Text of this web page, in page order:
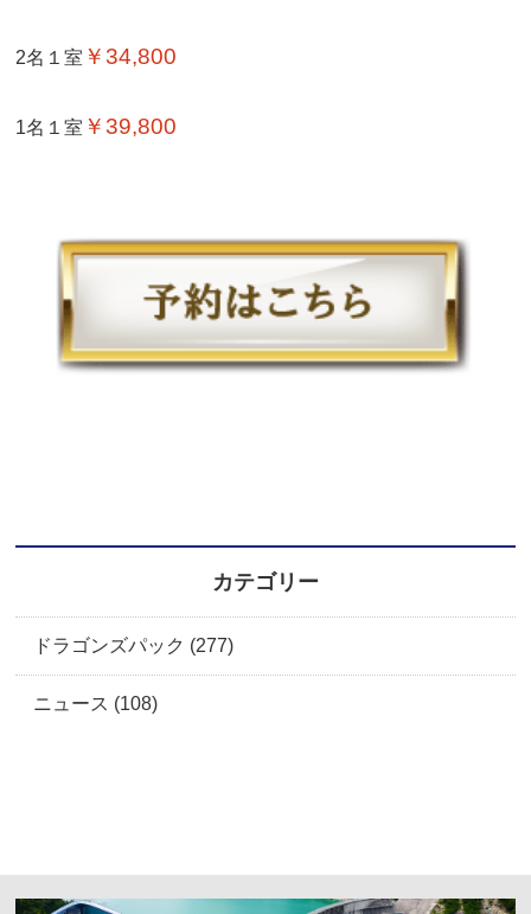
2名１室 ￥34,800
1名１室 ￥39,800
カテゴリー
ドラゴンズパック (277)
ニュース (108)